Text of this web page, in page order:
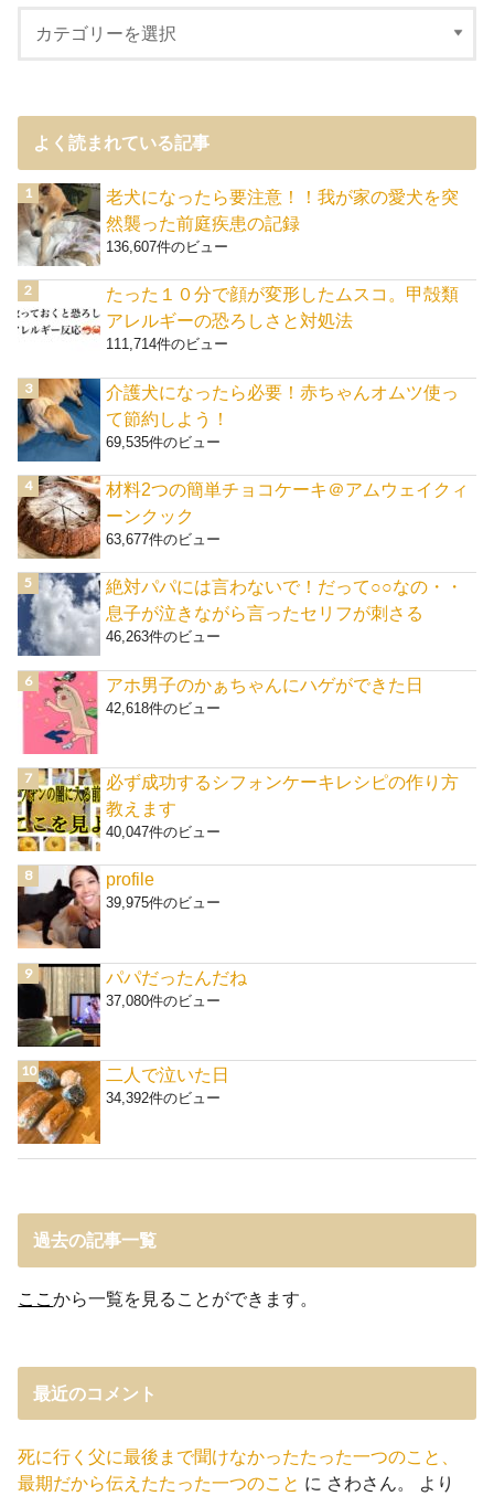
よく読まれている記事
老犬になったら要注意！！我が家の愛犬を突
然襲った前庭疾患の記録
136,607件のビュー
たった１０分で顔が変形したムスコ。甲殻類
アレルギーの恐ろしさと対処法
111,714件のビュー
介護犬になったら必要！赤ちゃんオムツ使っ
て節約しよう！
69,535件のビュー
材料2つの簡単チョコケーキ＠アムウェイクィ
ーンクック
63,677件のビュー
絶対パパには言わないで！だって○○なの・・
息子が泣きながら言ったセリフが刺さる
46,263件のビュー
アホ男子のかぁちゃんにハゲができた日
42,618件のビュー
必ず成功するシフォンケーキレシピの作り方
教えます
40,047件のビュー
profile
39,975件のビュー
パパだったんだね
37,080件のビュー
二人で泣いた日
34,392件のビュー
過去の記事一覧
ここから一覧を見ることができます。
最近のコメント
死に行く父に最後まで聞けなかったたった一つのこと、
最期だから伝えたたった一つのこと に さわさん。 より